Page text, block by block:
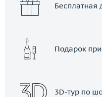
Бесплатная
Подарок
3D-тур по